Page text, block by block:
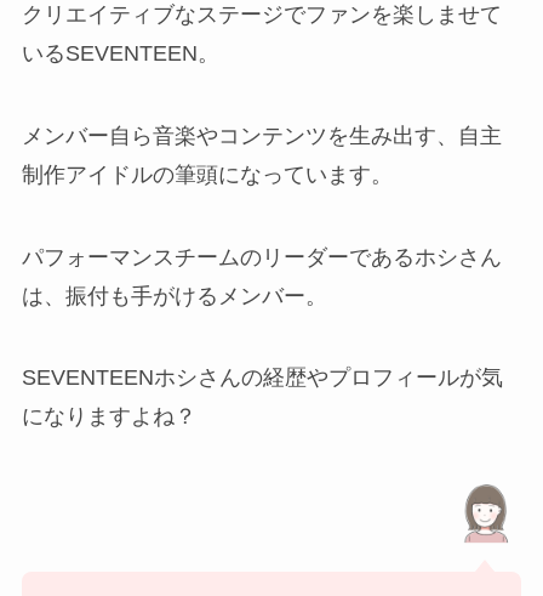
クリエイティブなステージでファンを楽しませて
いるSEVENTEEN。
メンバー自ら音楽やコンテンツを生み出す、自主
制作アイドルの筆頭になっています。
パフォーマンスチームのリーダーであるホシさん
は、振付も手がけるメンバー。
SEVENTEENホシさんの経歴やプロフィールが気
になりますよね？